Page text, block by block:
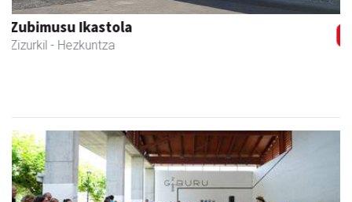
Zizurkilgo Udala
Zizurkil - Udaletxeak